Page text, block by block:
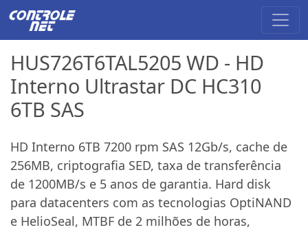
HUS726T6TAL5205 WD - HD
Interno Ultrastar DC HC310
6TB SAS
HD Interno 6TB 7200 rpm SAS 12Gb/s, cache de
256MB, criptografia SED, taxa de transferência
de 1200MB/s e 5 anos de garantia. Hard disk
para datacenters com as tecnologias OptiNAND
e HelioSeal, MTBF de 2 milhões de horas,